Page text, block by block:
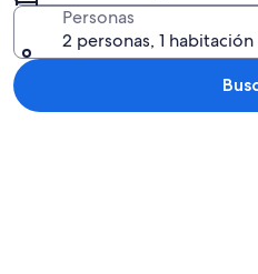
Personas
2 personas, 1 habitación